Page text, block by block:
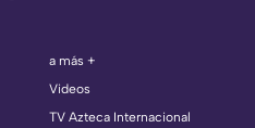
a más +
Videos
TV Azteca Internacional